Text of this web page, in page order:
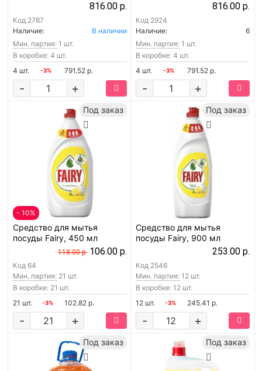
816.00 р.
Код 2787
Наличие:
В наличии
Мин. партия: 1 шт.
В коробке: 4 шт.
4 шт.
-3% 791.52 р.
+
-
816.00 р.
Код 2924
Наличие:
6
Мин. партия: 1 шт.
В коробке: 4 шт.
4 шт.
-3% 791.52 р.
+
-
- 10%
Под заказ
Средство для мытья
посуды Fairy, 450 мл
118.00 р. 106.00 р.
Код 64
Мин. партия: 21 шт.
В коробке: 21 шт.
21 шт.
-3% 102.82 р.
+
-
Под заказ
Средство для мытья
посуды Fairy, 900 мл
253.00 р.
Код 2546
Мин. партия: 12 шт.
В коробке: 12 шт.
12 шт.
-3% 245.41 р.
+
-
Под заказ Под заказ